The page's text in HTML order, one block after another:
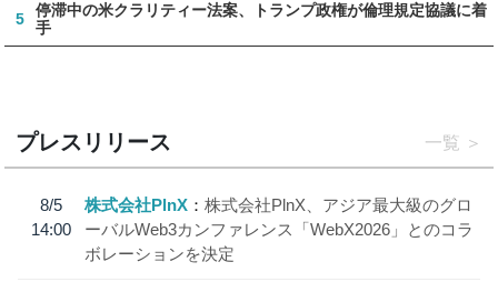
5
停滞中の米クラリティー法案、トランプ政権が倫理規定協議に着
手
プレスリリース 一覧
8/5
14:00
株式会社PlnX
株式会社PlnX、アジア最大級のグロ
ーバルWeb3カンファレンス「WebX2026」とのコラ
ボレーションを決定